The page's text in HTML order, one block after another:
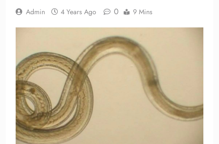
Admin 4 Years Ago 0 9 Mins